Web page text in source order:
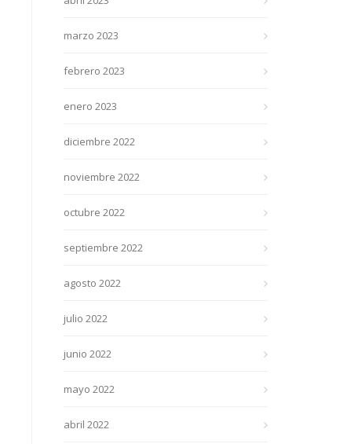
marzo 2023
febrero 2023
enero 2023
diciembre 2022
noviembre 2022
octubre 2022
septiembre 2022
agosto 2022
julio 2022
junio 2022
mayo 2022
abril 2022